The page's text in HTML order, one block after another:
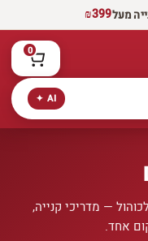
מעל₪399
AI ✦
0
— מדריכי קנייה,
אחד.